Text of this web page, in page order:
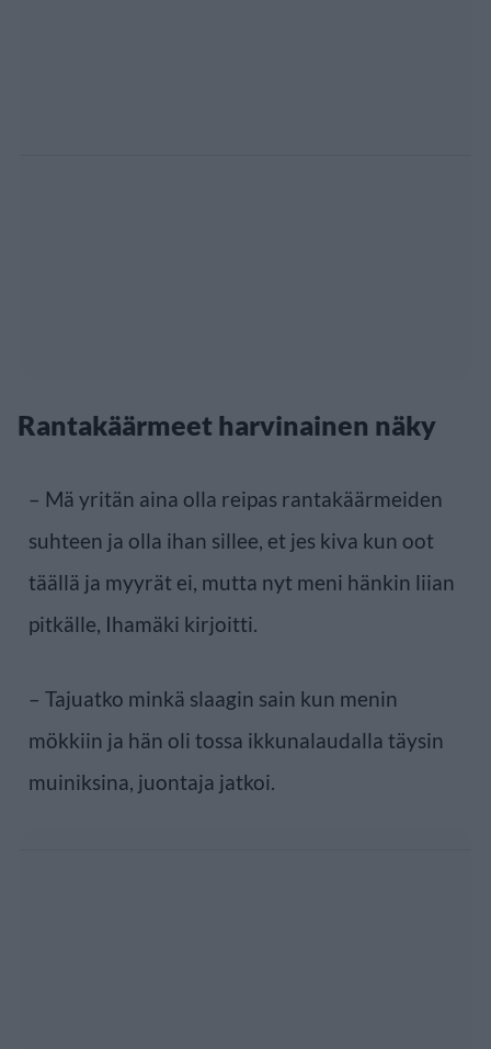
Rantakäärmeet harvinainen näky
– Mä yritän aina olla reipas rantakäärmeiden
suhteen ja olla ihan sillee, et jes kiva kun oot
täällä ja myyrät ei, mutta nyt meni hänkin liian
pitkälle, Ihamäki kirjoitti.
– Tajuatko minkä slaagin sain kun menin
mökkiin ja hän oli tossa ikkunalaudalla täysin
muiniksina, juontaja jatkoi.